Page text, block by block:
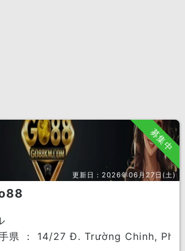
募集中
更新日：2026年06月27日(土)
県 ： 14/27 Đ. Trường Chinh,